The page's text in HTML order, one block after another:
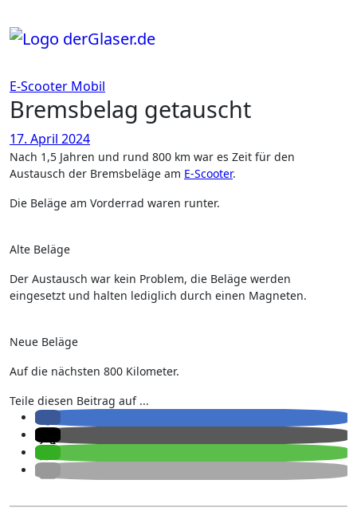
Inhalt
springen
E-Scooter Mobil
Bremsbelag getauscht
17. April 2024
Nach 1,5 Jahren und rund 800 km war es Zeit für den
Austausch der Bremsbeläge am E-Scooter.
Die Beläge am Vorderrad waren runter.
Alte Beläge
Der Austausch war kein Problem, die Beläge werden
eingesetzt und halten lediglich durch einen Magneten.
Neue Beläge
Auf die nächsten 800 Kilometer.
Teile diesen Beitrag auf ...